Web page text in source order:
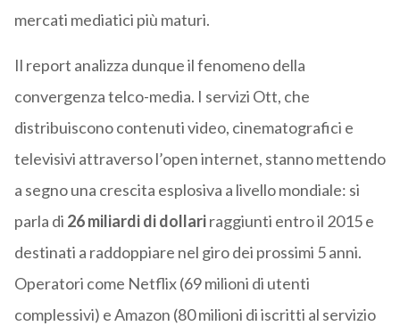
mercati mediatici più maturi.
Il report analizza dunque il fenomeno della
convergenza telco-media. I servizi Ott, che
distribuiscono contenuti video, cinematografici e
televisivi attraverso l’open internet, stanno mettendo
a segno una crescita esplosiva a livello mondiale: si
parla di 26 miliardi di dollariraggiunti entro il 2015 e
destinati a raddoppiare nel giro dei prossimi 5 anni.
Operatori come Netflix (69 milioni di utenti
complessivi) e Amazon (80 milioni di iscritti al servizio